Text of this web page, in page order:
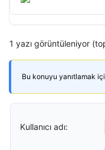
1 yazı görüntüleniyor
Bu konuyu yanıtlamak
Kullanıcı adı: